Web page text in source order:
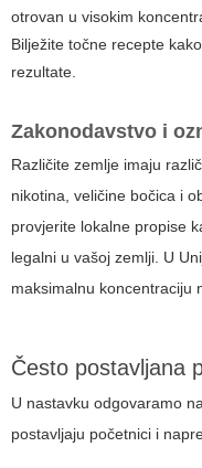
otrovan u visokim
Bilježite točne recepte
rezultate.
Zakonodavstvo i
Različite zemlje imaju
nikotina, veličine bočica i
provjerite lokalne propise
legalni u vašoj zemlji. U
maksimalnu koncentraciju
Često postavljana
U nastavku odgovaramo
postavljaju početnici i